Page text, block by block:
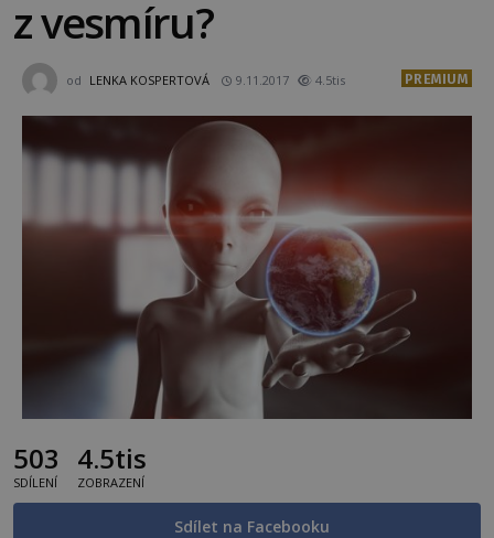
z vesmíru?
od LENKA KOSPERTOVÁ 9.11.2017 4.5tis PREMIUM
503
SDÍLENÍ
4.5tis
ZOBRAZENÍ
Sdílet na Facebooku